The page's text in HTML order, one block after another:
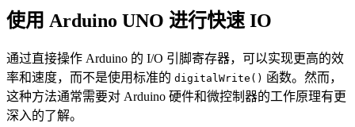
使用 Arduino UNO 进行快速 IO
通过直接操作 Arduino 的 I/O 引脚寄存器，可以实现更高的效
率和速度，而不是使用标准的 digitalWrite() 函数。然而，
这种方法通常需要对 Arduino 硬件和微控制器的工作原理有更
深入的了解。